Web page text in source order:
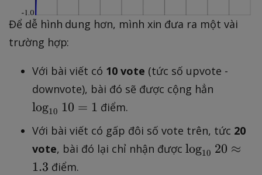
Để dễ hình dung hơn, mình xin đưa ra một vài
trường hợp:
Với bài viết có 10 vote (tức số upvote -
downvote), bài đó sẽ được cộng hẳn
_
{
log10 10 = 1 điểm.
Với bài viết có gấp đôi số vote trên, tức 20
vote, bài đó lại chỉ nhận được \
log10 20 ≈
1.3 điểm.